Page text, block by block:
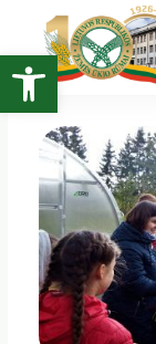
Open toolbar
turinio